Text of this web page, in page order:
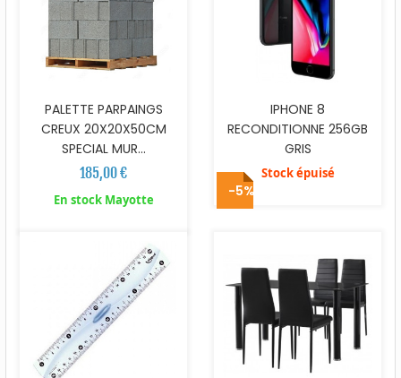
PALETTE PARPAINGS
CREUX 20X20X50CM
SPECIAL MUR...
185,00 €
En stock Mayotte
IPHONE 8
RECONDITIONNE 256GB
GRIS
Stock épuisé
-5%